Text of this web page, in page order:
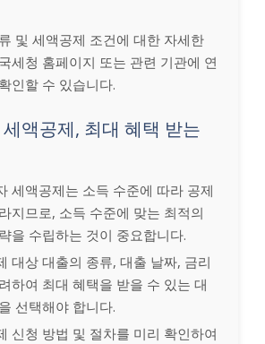
및 세액공제 조건에 대한 자세한
세청 홈페이지 또는 관련 기관에 연
인할 수 있습니다.
액공제, 최대 혜택 받는
세액공제는 소득 수준에 따라 공제
지므로, 소득 수준에 맞는 최적의
을 수립하는 것이 중요합니다.
대상 대출의 종류, 대출 날짜, 금리
하여 최대 혜택을 받을 수 있는 대
선택해야 합니다.
신청 방법 및 절차를 미리 확인하여